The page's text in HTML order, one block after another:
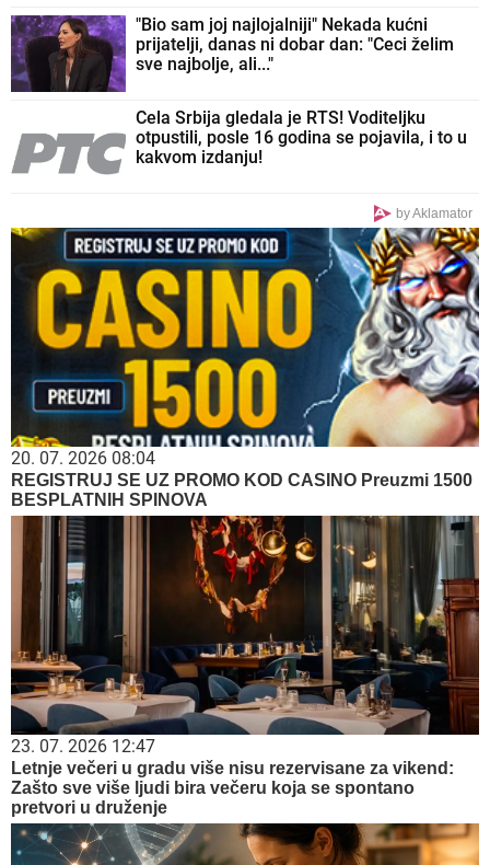
"Bio sam joj najlojalniji" Nekada kućni
prijatelji, danas ni dobar dan: "Ceci želim
sve najbolje, ali..."
Cela Srbija gledala je RTS! Voditeljku
otpustili, posle 16 godina se pojavila, i to u
kakvom izdanju!
by Aklamator
20. 07. 2026 08:04
REGISTRUJ SE UZ PROMO KOD CASINO Preuzmi 1500
BESPLATNIH SPINOVA
23. 07. 2026 12:47
Letnje večeri u gradu više nisu rezervisane za vikend:
Zašto sve više ljudi bira večeru koja se spontano
pretvori u druženje